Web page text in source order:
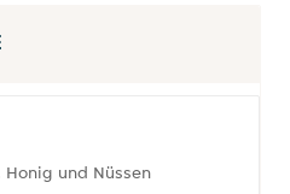
und Nüssen